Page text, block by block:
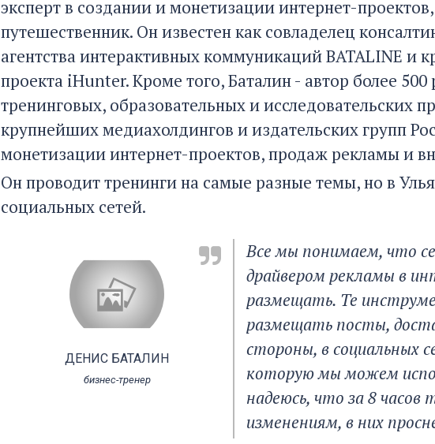
эксперт в создании и монетизации интернет-
путешественник. Он известен как совладелец
агентства интерактивных коммуникаций BATALINE и
проекта iHunter. Кроме того, Баталин - автор более
тренинговых, образовательных и исследовательских
крупнейших медиахолдингов и издательских групп
монетизации интернет-проектов, продаж рекламы и
Он проводит тренинги на самые разные темы, но в
социальных сетей.
ДЕНИС БАТАЛИН
бизнес-тренер
Все мы понимаем, что
драйвером рекламы в
размещать. Те
размещать посты,
стороны, в социальных
которую мы можем
надеюсь, что за 8
изменениям, в них